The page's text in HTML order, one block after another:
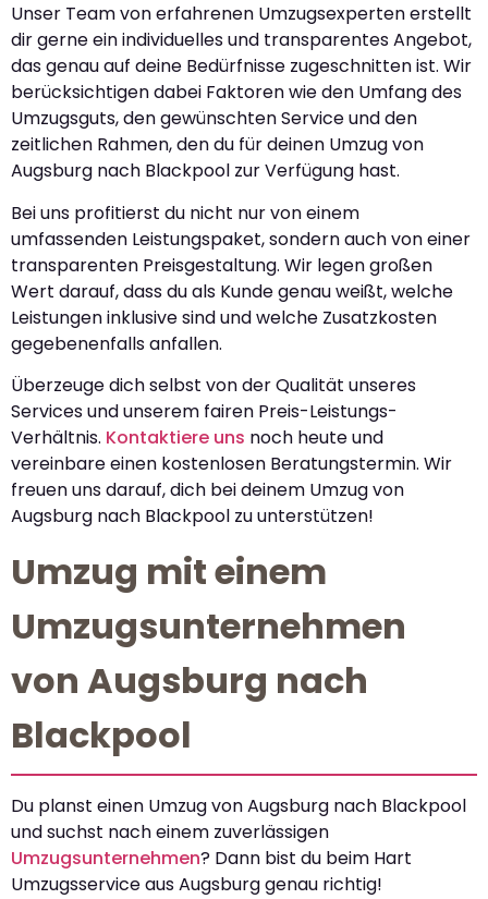
Unser Team von erfahrenen Umzugsexperten erstellt
dir gerne ein individuelles und transparentes Angebot,
das genau auf deine Bedürfnisse zugeschnitten ist. Wir
berücksichtigen dabei Faktoren wie den Umfang des
Umzugsguts, den gewünschten Service und den
zeitlichen Rahmen, den du für deinen Umzug von
Augsburg nach Blackpool zur Verfügung hast.
Bei uns profitierst du nicht nur von einem
umfassenden Leistungspaket, sondern auch von einer
transparenten Preisgestaltung. Wir legen großen
Wert darauf, dass du als Kunde genau weißt, welche
Leistungen inklusive sind und welche Zusatzkosten
gegebenenfalls anfallen.
Überzeuge dich selbst von der Qualität unseres
Services und unserem fairen Preis-Leistungs-
Verhältnis. Kontaktiere uns noch heute und
vereinbare einen kostenlosen Beratungstermin. Wir
freuen uns darauf, dich bei deinem Umzug von
Augsburg nach Blackpool zu unterstützen!
Umzug mit einem
Umzugsunternehmen
von Augsburg nach
Blackpool
Du planst einen Umzug von Augsburg nach Blackpool
und suchst nach einem zuverlässigen
Umzugsunternehmen? Dann bist du beim Hart
Umzugsservice aus Augsburg genau richtig!